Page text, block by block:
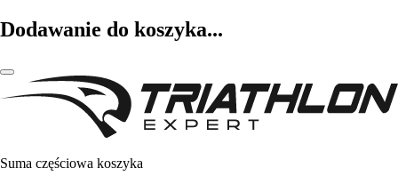
Dodawanie do koszyka...
Suma częściowa koszyka